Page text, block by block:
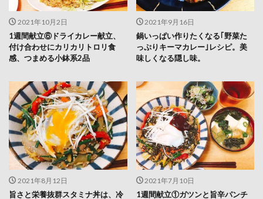
2021年10月2日
1週間献立⑥ドライカレー献立、
付け合わせにカリカリトロリ食
感、つまめる小鉢系2品
2021年9月16日
鍋いっぱい作りたくなる｢野菜た
っぷりキーマカレー｣レシピ。美
味しくなる隠し味。
2021年8月12日
旨さと栄養抜群スタミナ丼は、冷
2021年7月10日
1週間献立①ガツンと旨辛パンチ